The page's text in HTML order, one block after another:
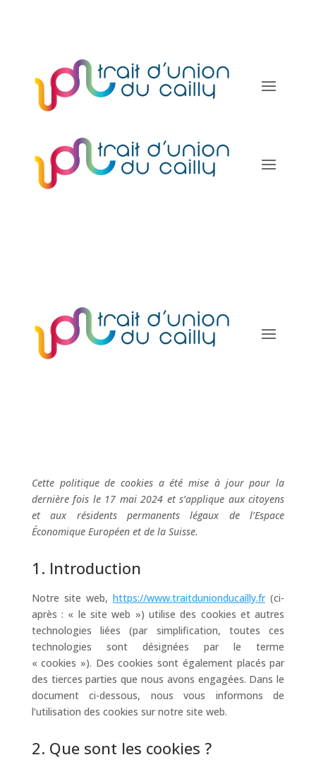
Cette politique de cookies a été mise à jour pour la
dernière fois le 17 mai 2024 et s’applique aux citoyens
et aux résidents permanents légaux de l’Espace
Économique Européen et de la Suisse.
1. Introduction
Notre site web,https://www.traitdunionducailly.fr(ci-
après : « le site web ») utilise des cookies et autres
technologies liées (par simplification, toutes ces
technologies sont désignées par le terme
« cookies »). Des cookies sont également placés par
des tierces parties que nous avons engagées. Dans le
document ci-dessous, nous vous informons de
l’utilisation des cookies sur notre site web.
2. Que sont les cookies ?